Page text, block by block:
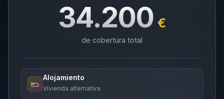
34.200 €
de cobertura total
Alojamiento
Vivienda alternativa